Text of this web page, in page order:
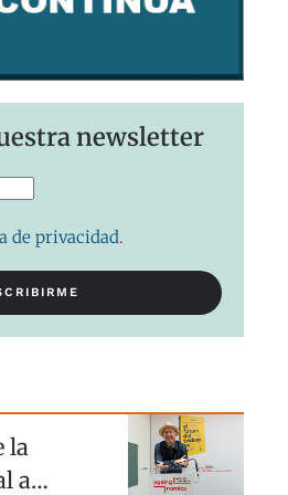
newsletter
de privacidad.
la
a…